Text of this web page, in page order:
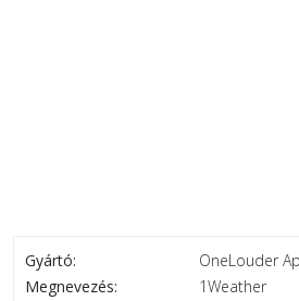
Gyártó:
OneLouder
Megnevezés:
1Weather